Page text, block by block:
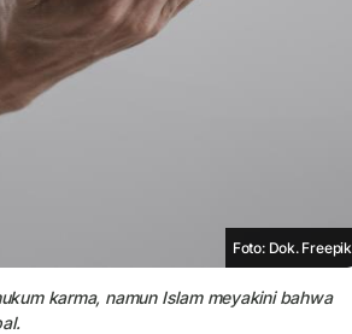
Foto: Dok. Freepik
karma, namun Islam meyakini bahwa